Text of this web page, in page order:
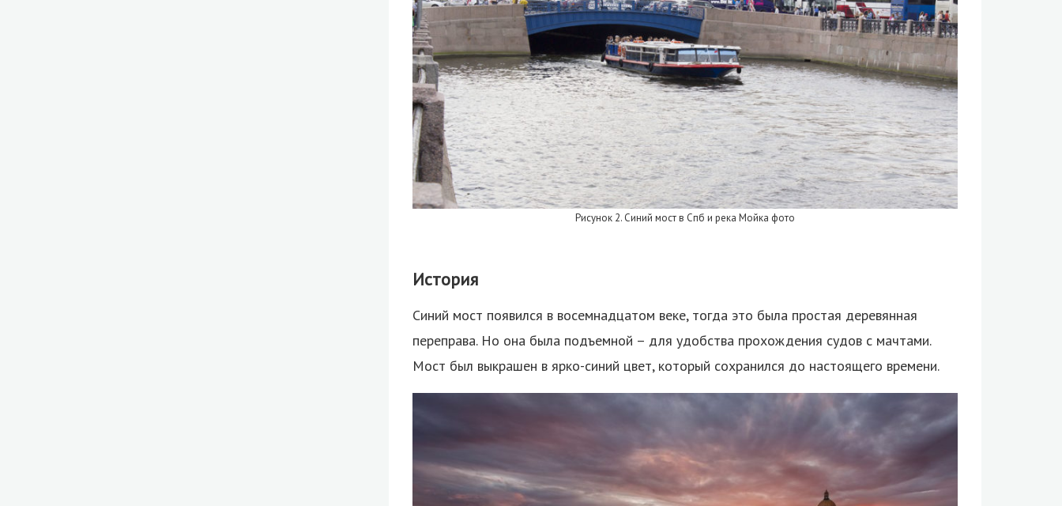
Рисунок 2. Синий мост в Спб и река Мойка фото
История
Синий мост появился в восемнадцатом веке, тогда это была простая деревянная
переправа. Но она была подъемной – для удобства прохождения судов с мачтами.
Мост был выкрашен в ярко-синий цвет, который сохранился до настоящего времени.